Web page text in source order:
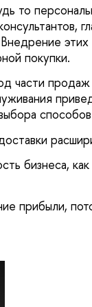
то
этих
покупки.
части продаж
бизнеса,
прибыли,